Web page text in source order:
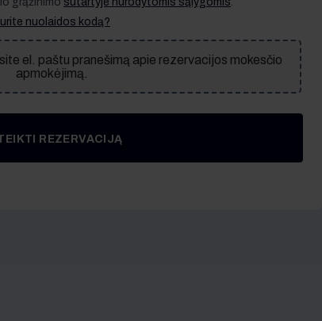
nuolaidos kodą?
el. paštu pranešimą apie rezervacijos mokesčio
apmokėjimą.
REZERVACIJĄ